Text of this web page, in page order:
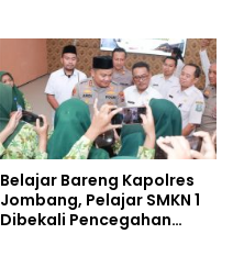
Belajar Bareng Kapolres
Jombang, Pelajar SMKN 1
Dibekali Pencegahan